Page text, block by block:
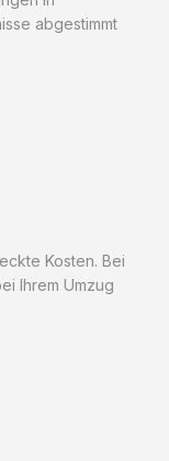
abgestimmt
Kosten. Bei
Ihrem Umzug